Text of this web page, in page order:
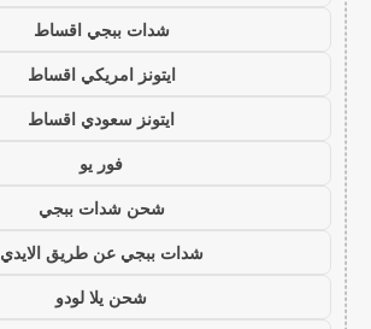
شدات ببجي اقساط
ايتونز امريكي اقساط
ايتونز سعودي اقساط
فور يو
شحن شدات ببجي
شدات ببجي عن طريق الايدي
شحن يلا لودو